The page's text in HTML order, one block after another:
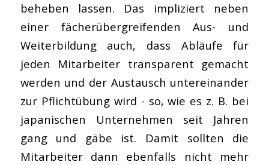
beheben lassen. Das impliziert neben
einer fächerübergreifenden Aus- und
Weiterbildung auch, dass Abläufe für
jeden Mitarbeiter transparent gemacht
werden und der Austausch untereinander
zur Pflichtübung wird - so, wie es z. B. bei
japanischen Unternehmen seit Jahren
gang und gäbe ist. Damit sollten die
Mitarbeiter dann ebenfalls nicht mehr